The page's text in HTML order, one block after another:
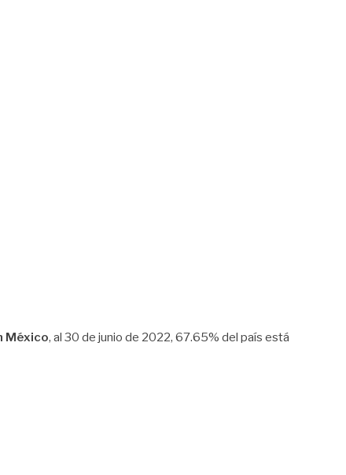
México, al 30 de junio de 2022, 67.65% del país está